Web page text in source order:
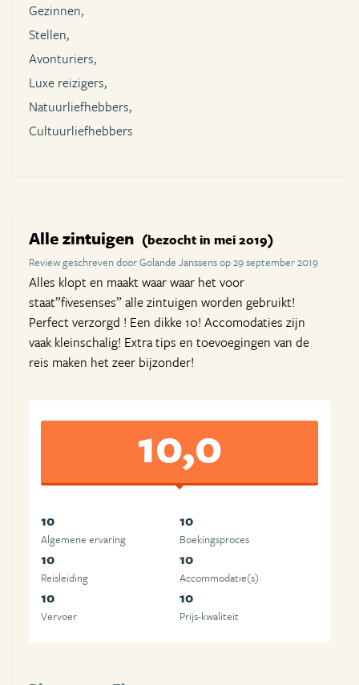
Gezinnen,
Stellen,
Avonturiers,
Luxe reizigers,
Natuurliefhebbers,
Cultuurliefhebbers
Alle zintuigen (bezocht in mei 2019)
Review geschreven door Golande Janssens op 29 september 2019
Alles klopt en maakt waar waar het voor
staat”fivesenses” alle zintuigen worden gebruikt!
Perfect verzorgd ! Een dikke 10! Accomodaties zijn
vaak kleinschalig! Extra tips en toevoegingen van de
reis maken het zeer bijzonder!
10,0
10
Algemene ervaring
10
Boekingsproces
10
Reisleiding
10
Accommodatie(s)
10
Vervoer
10
Prijs-kwaliteit